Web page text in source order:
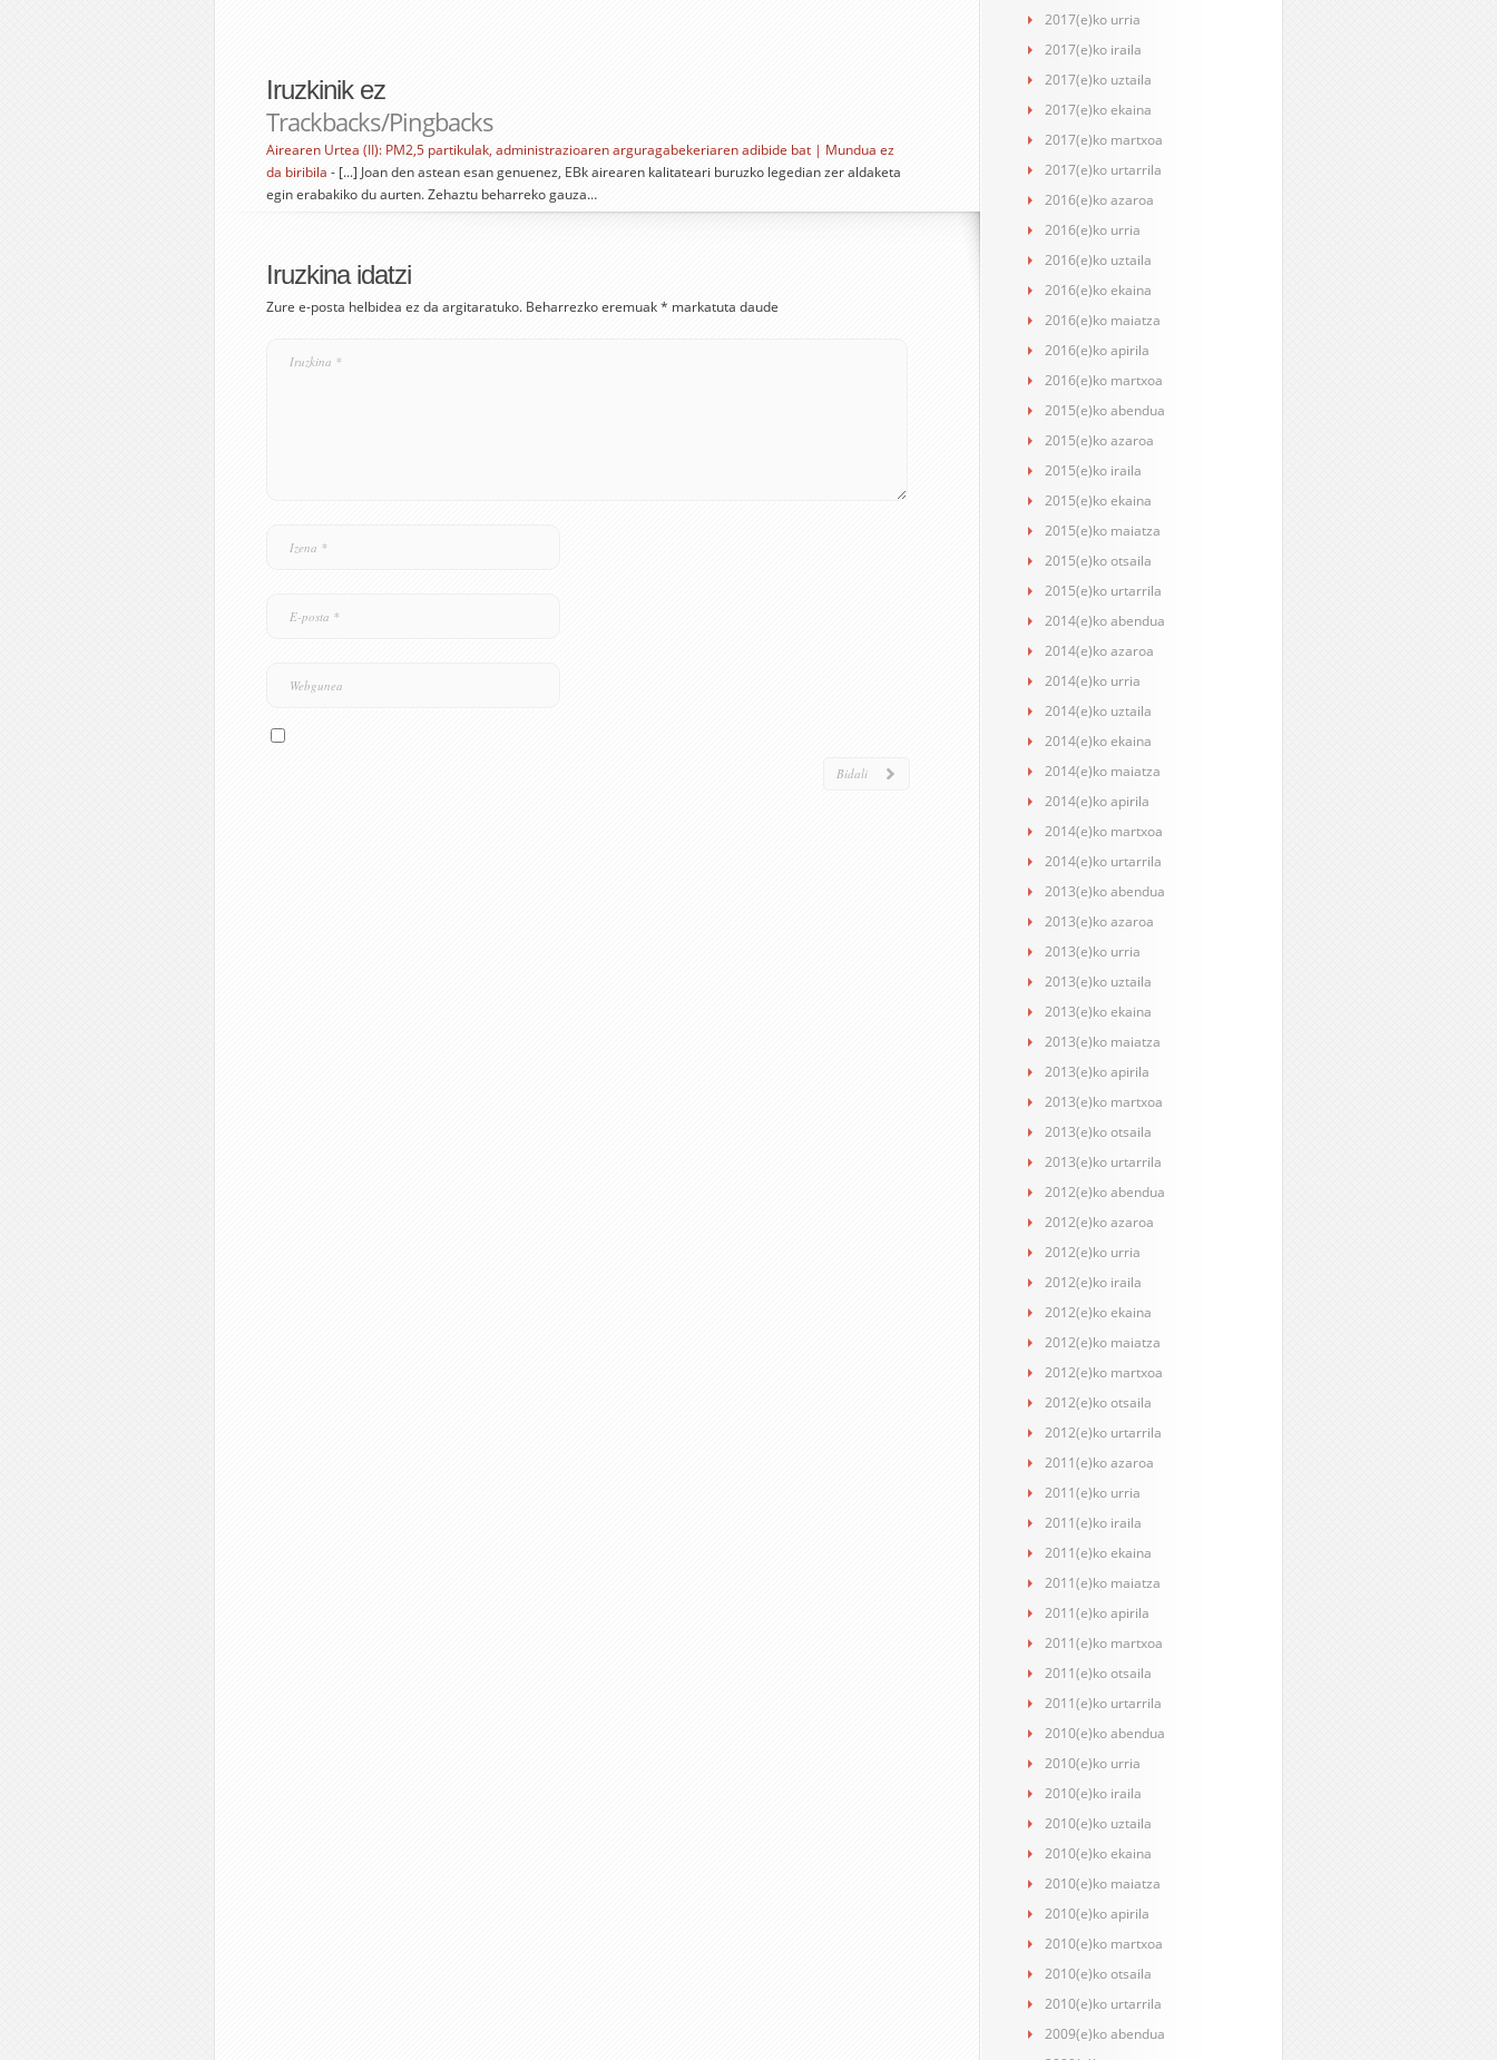
Iruzkinik ez
Trackbacks/Pingbacks
Airearen Urtea (II): PM2,5 partikulak, administrazioaren arguragabekeriaren adibide bat | Mundua ez
da biribila - [...] Joan den astean esan genuenez, EBk airearen kalitateari buruzko legedian zer aldaketa
egin erabakiko du aurten. Zehaztu beharreko gauza…
Iruzkina idatzi
Zure e-posta helbidea ez da argitaratuko. Beharrezko eremuak* markatuta daude
2017(e)ko urria
2017(e)ko iraila
2017(e)ko uztaila
2017(e)ko ekaina
2017(e)ko martxoa
2017(e)ko urtarrila
2016(e)ko azaroa
2016(e)ko urria
2016(e)ko uztaila
2016(e)ko ekaina
2016(e)ko maiatza
2016(e)ko apirila
2016(e)ko martxoa
2015(e)ko abendua
2015(e)ko azaroa
2015(e)ko iraila
2015(e)ko ekaina
2015(e)ko maiatza
2015(e)ko otsaila
2015(e)ko urtarrila
2014(e)ko abendua
2014(e)ko azaroa
2014(e)ko urria
2014(e)ko uztaila
2014(e)ko ekaina
2014(e)ko maiatza
2014(e)ko apirila
2014(e)ko martxoa
2014(e)ko urtarrila
2013(e)ko abendua
2013(e)ko azaroa
2013(e)ko urria
2013(e)ko uztaila
2013(e)ko ekaina
2013(e)ko maiatza
2013(e)ko apirila
2013(e)ko martxoa
2013(e)ko otsaila
2013(e)ko urtarrila
2012(e)ko abendua
2012(e)ko azaroa
2012(e)ko urria
2012(e)ko iraila
2012(e)ko ekaina
2012(e)ko maiatza
2012(e)ko martxoa
2012(e)ko otsaila
2012(e)ko urtarrila
2011(e)ko azaroa
2011(e)ko urria
2011(e)ko iraila
2011(e)ko ekaina
2011(e)ko maiatza
2011(e)ko apirila
2011(e)ko martxoa
2011(e)ko otsaila
2011(e)ko urtarrila
2010(e)ko abendua
2010(e)ko urria
2010(e)ko iraila
2010(e)ko uztaila
2010(e)ko ekaina
2010(e)ko maiatza
2010(e)ko apirila
2010(e)ko martxoa
2010(e)ko otsaila
2010(e)ko urtarrila
2009(e)ko abendua